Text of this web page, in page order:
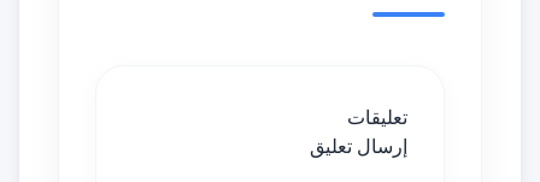
تعليقات
إرسال تعليق